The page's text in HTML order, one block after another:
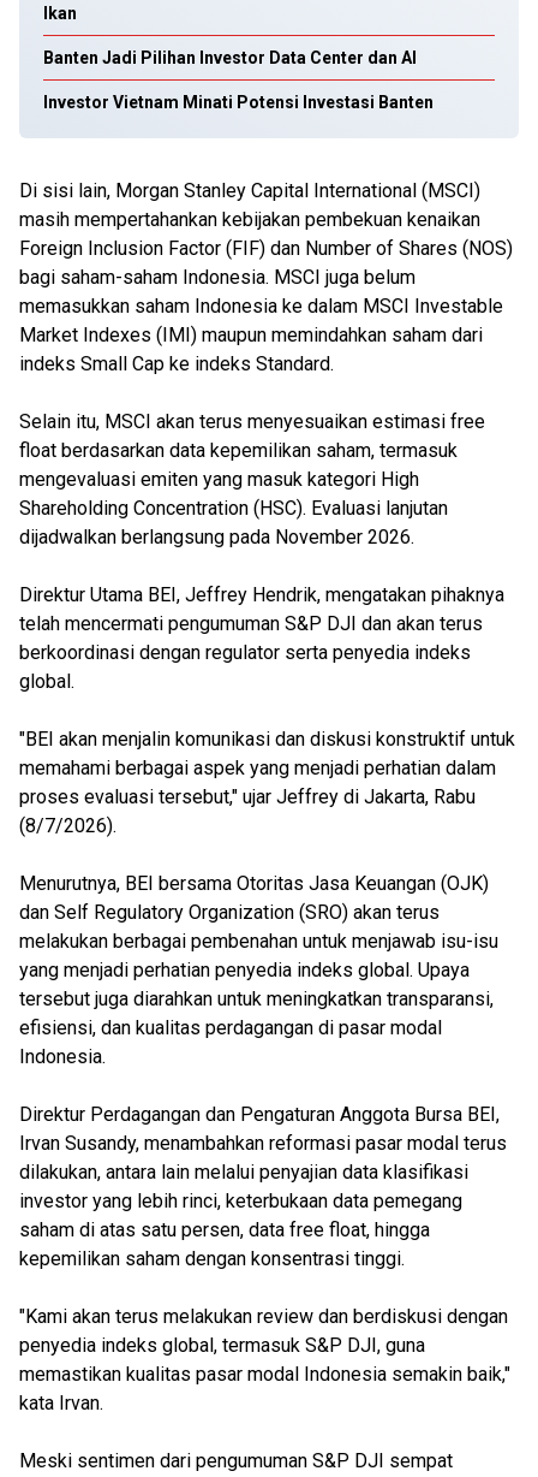
Ikan
Banten Jadi Pilihan Investor Data Center dan AI
Investor Vietnam Minati Potensi Investasi Banten
Di sisi lain, Morgan Stanley Capital International (MSCI)
masih mempertahankan kebijakan pembekuan kenaikan
Foreign Inclusion Factor (FIF) dan Number of Shares (NOS)
bagi saham-saham Indonesia. MSCI juga belum
memasukkan saham Indonesia ke dalam MSCI Investable
Market Indexes (IMI) maupun memindahkan saham dari
indeks Small Cap ke indeks Standard.
Selain itu, MSCI akan terus menyesuaikan estimasi free
float berdasarkan data kepemilikan saham, termasuk
mengevaluasi emiten yang masuk kategori High
Shareholding Concentration (HSC). Evaluasi lanjutan
dijadwalkan berlangsung pada November 2026.
Direktur Utama BEI, Jeffrey Hendrik, mengatakan pihaknya
telah mencermati pengumuman S&P DJI dan akan terus
berkoordinasi dengan regulator serta penyedia indeks
global.
"BEI akan menjalin komunikasi dan diskusi konstruktif untuk
memahami berbagai aspek yang menjadi perhatian dalam
proses evaluasi tersebut," ujar Jeffrey di Jakarta, Rabu
(8/7/2026).
Menurutnya, BEI bersama Otoritas Jasa Keuangan (OJK)
dan Self Regulatory Organization (SRO) akan terus
melakukan berbagai pembenahan untuk menjawab isu-isu
yang menjadi perhatian penyedia indeks global. Upaya
tersebut juga diarahkan untuk meningkatkan transparansi,
efisiensi, dan kualitas perdagangan di pasar modal
Indonesia.
Direktur Perdagangan dan Pengaturan Anggota Bursa BEI,
Irvan Susandy, menambahkan reformasi pasar modal terus
dilakukan, antara lain melalui penyajian data klasifikasi
investor yang lebih rinci, keterbukaan data pemegang
saham di atas satu persen, data free float, hingga
kepemilikan saham dengan konsentrasi tinggi.
"Kami akan terus melakukan review dan berdiskusi dengan
penyedia indeks global, termasuk S&P DJI, guna
memastikan kualitas pasar modal Indonesia semakin baik,"
kata Irvan.
Meski sentimen dari pengumuman S&P DJI sempat